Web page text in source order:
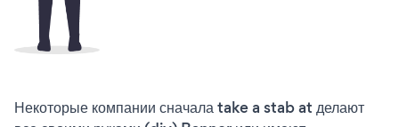
Некоторые компании сначала take a stab at делают